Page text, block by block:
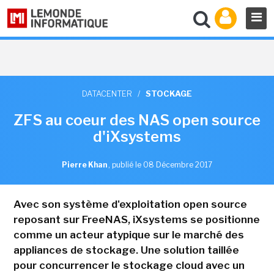
DATACENTER / STOCKAGE
ZFS au coeur des NAS open source
d'iXsystems
Pierre Khan , publié le 08 Décembre 2017
Avec son système d'exploitation open source
reposant sur FreeNAS, iXsystems se positionne
comme un acteur atypique sur le marché des
appliances de stockage. Une solution taillée
pour concurrencer le stockage cloud avec un